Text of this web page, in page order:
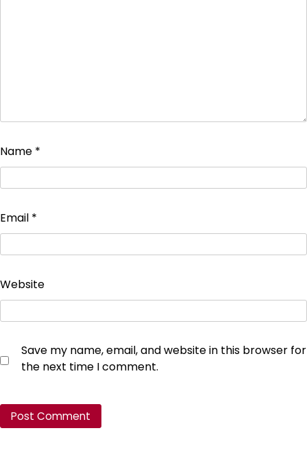
Name *
Email *
Website
Save my name, email, and website in this browser for
the next time I comment.